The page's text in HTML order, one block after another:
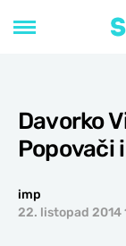
Davorko
Popovači
imp
22. listopad 2014